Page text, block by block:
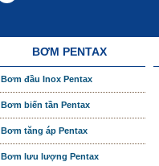
BƠM PENTAX
Bơm đầu Inox Pentax
Bơm biến tần Pentax
Bơm tăng áp Pentax
Bơm lưu lượng Pentax